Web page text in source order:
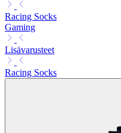
Racing Socks
Gaming
Lisävarusteet
Racing Socks